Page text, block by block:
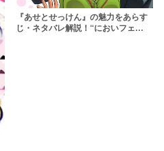
『あせとせっけん』の魅力をあらす
じ・ネタバレ解説！“においフェ